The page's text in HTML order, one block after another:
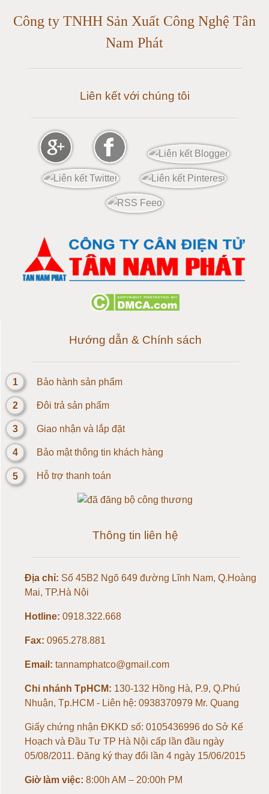
Cân điện tử 50 tấn
Cân điện tử 60 tấn
Cân điện tử 80 tấn
Cân điện tử 100 tấn
Loadcell 300g
Loadcell 3kg
Loadcell 5kg
Loadcell 10kg
Loadcell 20kg
Loadcell 100kg
Loadcell 200kg
Loadcell 300kg
Loadcell 500kg
Loadcell 1 tấn
Công ty TNHH Sản Xuất Công Nghệ Tân
Nam Phát
Liên kết với chúng tôi
Hướng dẫn & Chính sách
1 Bảo hành sản phẩm
2 Đôi trả sản phẩm
3 Giao nhận và lắp đặt
4 Bảo mật thông tin khách hàng
5 Hỗ trợ thanh toán
Thông tin liên hệ
Địa chỉ: Số 45B2 Ngõ 649 đường Lĩnh Nam, Q.Hoàng
Mai, TP.Hà Nội
Hotline: 0918.322.668
Fax: 0965.278.881
Email: tannamphatco@gmail.com
Chi nhánh TpHCM: 130-132 Hồng Hà, P.9, Q.Phú
Nhuận, Tp.HCM - Liên hệ: 0938370979 Mr. Quang
Giấy chứng nhận ĐKKD số: 0105436996 do Sở Kế
Hoạch và Đầu Tư TP Hà Nội cấp lần đầu ngày
05/08/2011. Đăng ký thay đổi lần 4 ngày 15/06/2015
Giờ làm việc: 8:00h AM – 20:00h PM